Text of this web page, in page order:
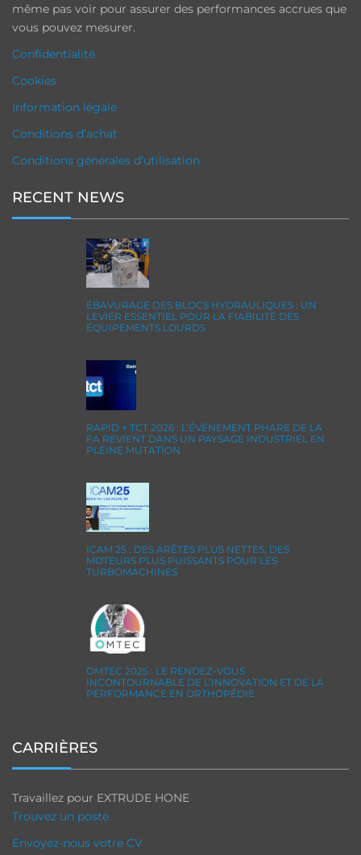
même pas voir pour assurer des performances accrues que
vous pouvez mesurer.
Confidentialité
Cookies
Information légale
Conditions d’achat
Conditions générales d’utilisation
RECENT NEWS
ÉBAVURAGE DES BLOCS HYDRAULIQUES : UN
LEVIER ESSENTIEL POUR LA FIABILITÉ DES
ÉQUIPEMENTS LOURDS
RAPID + TCT 2026 : L’ÉVÉNEMENT PHARE DE LA
FA REVIENT DANS UN PAYSAGE INDUSTRIEL EN
PLEINE MUTATION
ICAM 25 : DES ARÊTES PLUS NETTES, DES
MOTEURS PLUS PUISSANTS POUR LES
TURBOMACHINES
OMTEC 2025 : LE RENDEZ-VOUS
INCONTOURNABLE DE L’INNOVATION ET DE LA
PERFORMANCE EN ORTHOPÉDIE
CARRIÈRES
Travaillez pour EXTRUDE HONE
Trouvez un poste
Envoyez-nous votre CV